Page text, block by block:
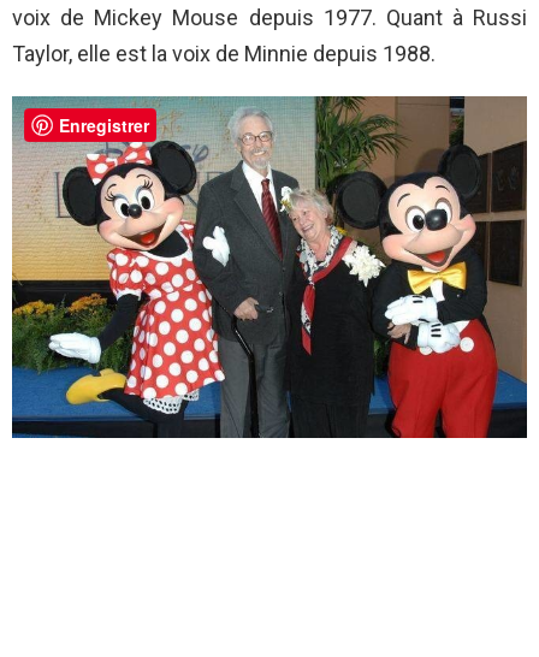
voix de Mickey Mouse depuis 1977. Quant à Russi
Taylor, elle est la voix de Minnie depuis 1988.
Enregistrer